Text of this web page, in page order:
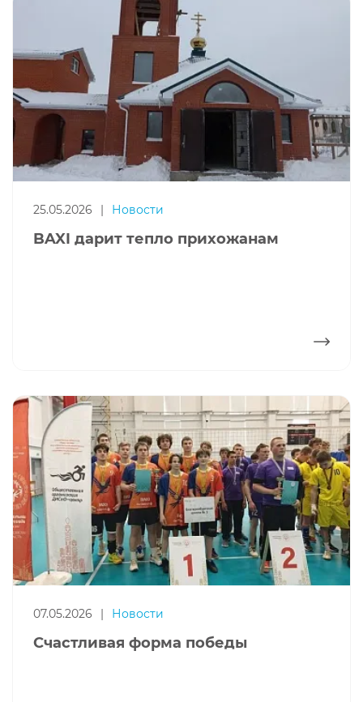
25.05.2026 | Новости
BAXI дарит тепло прихожанам
07.05.2026 | Новости
Счастливая форма победы